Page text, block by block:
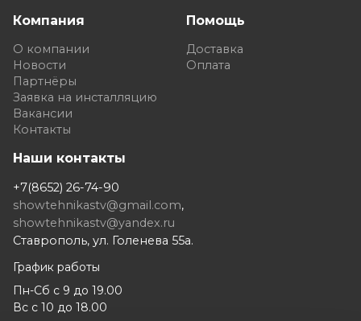
Компания
О компании
Новости
Партнёры
Заявка на инсталляцию
Вакансии
Контакты
Помощь
Доставка
Оплата
Наши контакты
+7(8652) 26-74-90
showtehnikastv@gmail.com,
showtehnikastv@yandex.ru
Ставрополь, ул. Голенева 55а.
График работы
Пн-Сб с 9 до 19.00
Вс с 10 до 18.00